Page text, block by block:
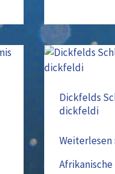
Dickfelds
dickfeldi
Dickfelds
–
Weiterlesen